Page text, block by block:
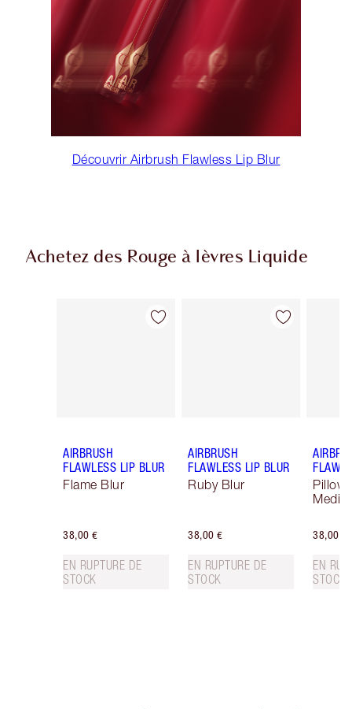
Découvrir Airbrush Flawless Lip Blur
Achetez des Rouge à lèvres Liquide
Article 1 sur 9
AIRBRUSH
FLAWLESS LIP BLUR
Flame Blur
38,00 €
EN RUPTURE DE
STOCK
Article 2 sur 9
AIRBRUSH
FLAWLESS LIP BLUR
Ruby Blur
38,00 €
EN RUPTURE DE
STOCK
Pillow
38,00 €
EN
STOCK